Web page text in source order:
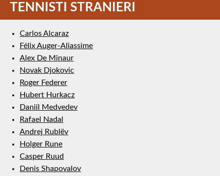
TENNISTI STRANIERI
Carlos Alcaraz
Félix Auger-Aliassime
Alex De Minaur
Novak Djokovic
Roger Federer
Hubert Hurkacz
Daniil Medvedev
Rafael Nadal
Andrej Rublëv
Holger Rune
Casper Ruud
Denis Shapovalov